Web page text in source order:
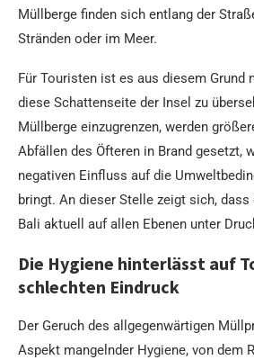
Müllberge finden sich entlang der
Stränden oder im Meer.
Für Touristen ist es aus diesem Grund
diese Schattenseite der Insel zu
Müllberge einzugrenzen, werden
Abfällen des Öfteren in Brand gesetzt,
negativen Einfluss auf die
bringt. An dieser Stelle zeigt sich,
Bali aktuell auf allen Ebenen unter
Die Hygiene hinterlässt auf
schlechten Eindruck
Der Geruch des allgegenwärtigen
Aspekt mangelnder Hygiene, von dem